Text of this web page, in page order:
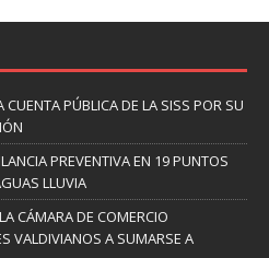
PÚBLICA DE LA SISS POR SU
PREVENTIVA EN 19 PUNTOS
LLUVIA
CÁMARA DE COMERCIO
VALDIVIANOS A SUMARSE A